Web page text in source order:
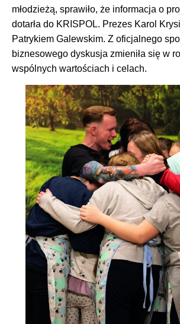
młodzieżą, sprawiło, że informacja o
dotarła do KRISPOL. Prezes Karol
Patrykiem Galewskim. Z oficjalnego
biznesowego dyskusja zmieniła się w
wspólnych wartościach i celach.